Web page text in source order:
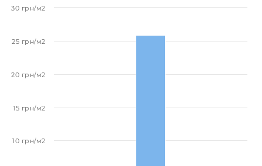
10 грн/м2
15 грн/м2
20 грн/м2
25 грн/м2
30 грн/м2